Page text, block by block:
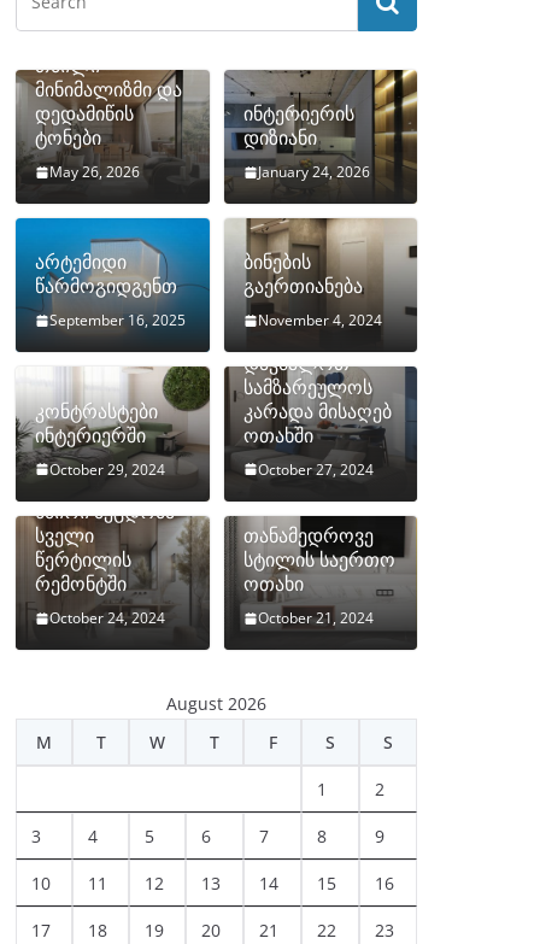
თბილი
მინიმალიზმი და
დედამიწის
ტონები
May 26, 2026
ინტერიერის
დიზიანი
January 24, 2026
არტემიდი
წარმოგიდგენთ
September 16, 2025
ბინების
გაერთიანება
November 4, 2024
კონტრასტები
ინტერიერში
October 29, 2024
როგორ
დავმალოთ
სამზარეულოს
კარადა მისაღებ
ოთახში
October 27, 2024
ხშირი შეცდომა
სველი
წერტილის
რემონტში
October 24, 2024
თანამედროვე
სტილის საერთო
ოთახი
October 21, 2024
August 2026
M
T W T F S S
1 2
3 4 5 6 7 8 9
10 11 12 13 14 15 16
17 18 19 20 21 22 23